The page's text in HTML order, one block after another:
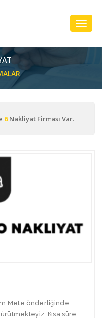
6Nakliyat Firması Var.
Mete önderliğinde
Kısa süre